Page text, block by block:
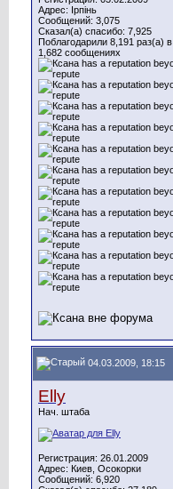
Адрес: Ірпінь
Сообщений: 3,075
Сказал(а) спасибо: 7,925
Поблагодарили 8,191 раз(а) в
1,682 сообщениях
04.03.2009, 18:15
Elly
Нач. штаба
Регистрация: 26.01.2009
Адрес: Киев, Осокорки
Сообщений: 6,920